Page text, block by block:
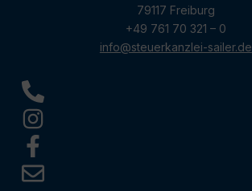
79117 Freiburg
+49 761 70 321 – 0
info@steuerkanzlei-sailer.de